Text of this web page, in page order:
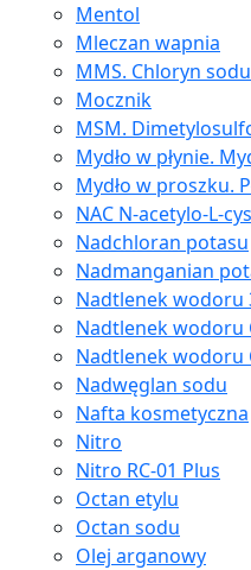
Mentol
Mleczan wapnia
MMS. Chloryn
Mocznik
MSM.
Mydło w płynie.
Mydło w proszku.
NAC N-acetylo-L-
Nadchloran potasu
Nadmanganian
Nadtlenek wodoru
Nadtlenek wodoru
Nadtlenek wodoru
Nadwęglan sodu
Nafta kosmetyczna
Nitro
Nitro RC-01 Plus
Octan etylu
Octan sodu
Olej arganowy